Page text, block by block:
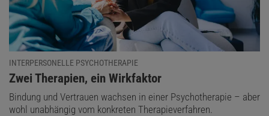
INTERPERSONELLE PSYCHOTHERAPIE
:
Zwei Therapien, ein Wirkfaktor
Bindung und Vertrauen wachsen in einer Psychotherapie – aber
wohl unabhängig vom konkreten Therapieverfahren.